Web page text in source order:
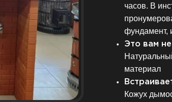
часов. В
фундамент,
Это вам
материал
Кожух